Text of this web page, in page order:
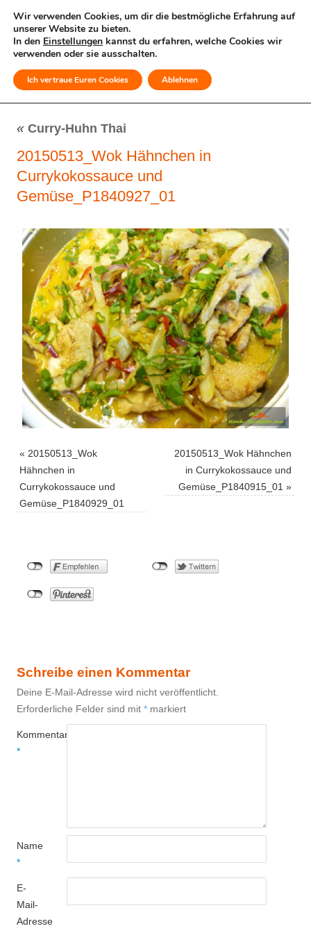
MENÜ
« Curry-Huhn Thai
20150513_Wok Hähnchen in
Currykokossauce und
Gemüse_P1840927_01
« 20150513_Wok
Hähnchen in
Currykokossauce und
Gemüse_P1840929_01
20150513_Wok Hähnchen
in Currykokossauce und
Gemüse_P1840915_01 »
Schreibe einen Kommentar
Deine E-Mail-Adresse wird nicht veröffentlicht.
Erforderliche Felder sind mit * markiert
Kommentar
*
Name
*
E-
Mail-
Adresse
Wir verwenden Cookies, um dir die bestmögliche Erfahrung auf
unserer Website zu bieten.
In den Einstellungen kannst du erfahren, welche Cookies wir
verwenden oder sie ausschalten.
Ich vertraue Euren Cookies Ablehnen